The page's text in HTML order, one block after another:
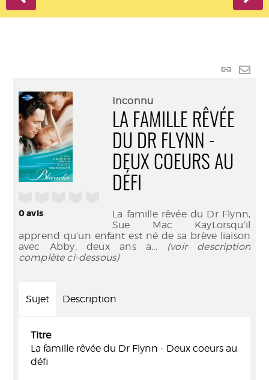
Lien
0avis
Inconnu
LA FAMILLE RÊVÉE
DU DR FLYNN -
DEUX COEURS AU
DÉFI
La famille rêvée du Dr Flynn,
Sue Mac KayLorsqu’il
apprend qu’un enfant est né de sa brève liaison
avec Abby, deux ans a... (voir description
complète ci-dessous)
Sujet Description
Titre
La famille rêvée du Dr Flynn - Deux coeurs au
défi